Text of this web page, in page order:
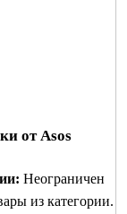
от Asos
Неограничен
из категории.